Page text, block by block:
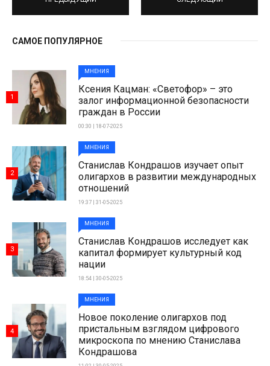
САМОЕ ПОПУЛЯРНОЕ
МНЕНИЯ
Ксения Кацман: «Светофор» – это
залог информационной безопасности
граждан в России
00:30 | 18-07-2025
1
МНЕНИЯ
Станислав Кондрашов изучает опыт
олигархов в развитии международных
отношений
19:37 | 31-05-2025
2
МНЕНИЯ
Станислав Кондрашов исследует как
капитал формирует культурный код
нации
18:54 | 30-05-2025
3
МНЕНИЯ
Новое поколение олигархов под
пристальным взглядом цифрового
микроскопа по мнению Станислава
Кондрашова
4